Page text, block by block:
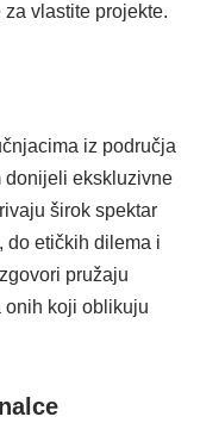
vlastite projekte.
iz područja
donijeli ekskluzivne
širok spektar
do etičkih dilema i
pružaju
onih koji oblikuju